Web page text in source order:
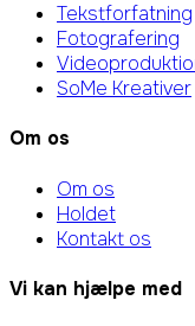
Tekstforfatning
Fotografering
SoMe Kreativer
Om os
Om os
Holdet
Kontakt os
Vi kan hjælpe med